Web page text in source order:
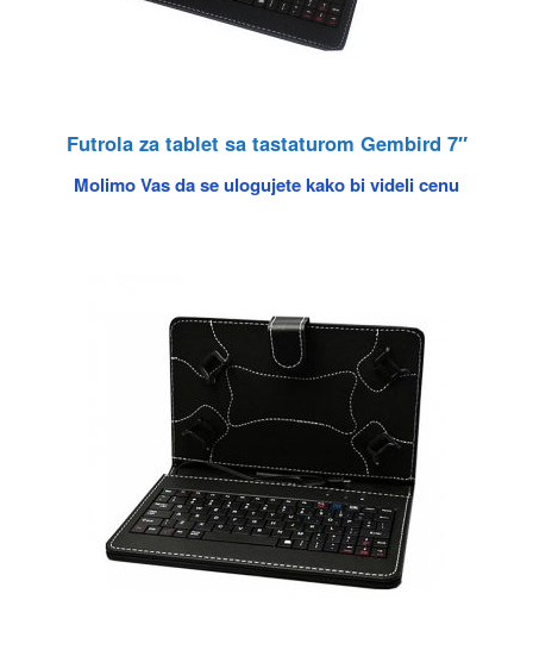
Futrola za tablet sa tastaturom Gembird 7″
Molimo Vas da se ulogujete kako bi videli cenu